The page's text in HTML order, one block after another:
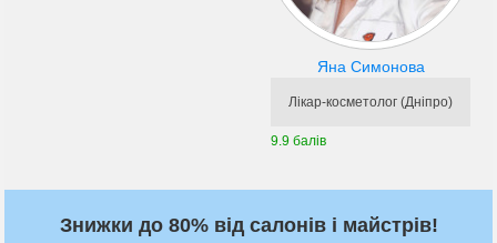
Яна Симонова
Лікар-косметолог (Дніпро)
9.9 балів
Знижки до 80% від салонів і майстрів!